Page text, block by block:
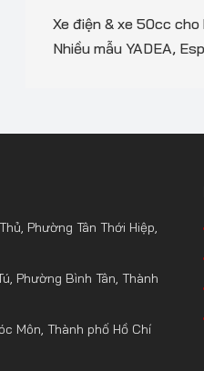
Xe điện & xe 50cc
Nhiều mẫu YADEA,
Phường Tân Thới Hiệp,
Phường Bình Tân, Thành
Môn, Thành phố Hồ Chí